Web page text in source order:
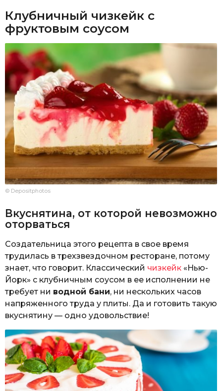
Клубничный чизкейк с
фруктовым соусом
© Depositphotos
Вкуснятина, от которой невозможно
оторваться
Создательница этого рецепта в свое время
трудилась в трехзвездочном ресторане, потому
знает, что говорит. Классический чизкейк «Нью-
Йорк» с клубничным соусом в ее исполнении не
требует ни водной бани, ни нескольких часов
напряженного труда у плиты. Да и готовить такую
вкуснятину — одно удовольствие!